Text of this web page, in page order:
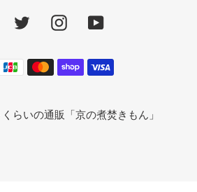
FacebookTwitterInstagramYouTube
決
済
法
らいの通販「京の煮焚きもん」